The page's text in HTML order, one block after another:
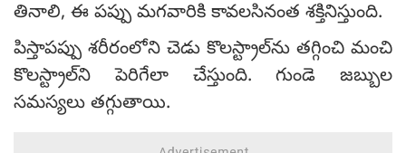
తినాలి, ఈ పప్పు మగవారికి కావలసినంత శక్తినిస్తుంది.
పిస్తాపప్పు శరీరంలోని చెడు కొలస్ట్రాల్‌ను తగ్గించి మంచి
కొలస్ట్రాల్‌ని పెరిగేలా చేస్తుంది. గుండె జబ్బుల
సమస్యలు తగ్గుతాయి.